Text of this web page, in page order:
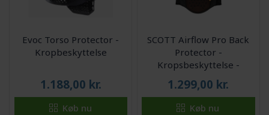
Evoc Torso Protector -
Kropbeskyttelse
1.188,00 kr.
Køb nu
SCOTT Airflow Pro Back
Protector -
Kropsbeskyttelse -
Sort/Hvid
1.299,00 kr.
Køb nu